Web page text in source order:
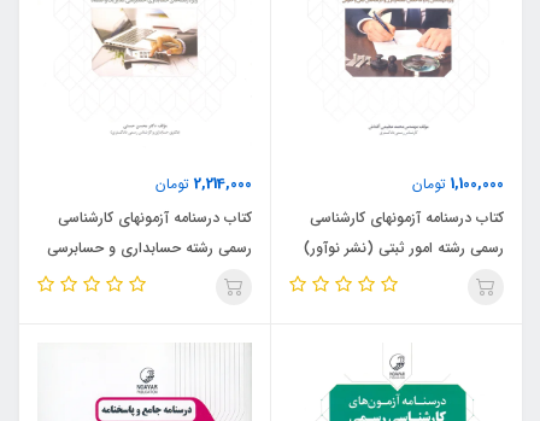
1,100,000 تومان
کتاب درسنامه آزمونهای کارشناسی
رسمی رشته امور ثبتی (نشر نوآور)
2,214,000 تومان
کتاب درسنامه آزمونهای کارشناسی
رسمی رشته حسابداری و حسابرسی
(نشر نوآور)